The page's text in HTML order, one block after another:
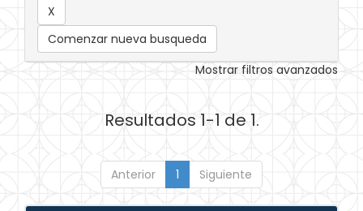
Comenzar nueva busqueda
Mostrar filtros avanzados
Resultados 1-1 de 1.
Anterior 1 Siguiente